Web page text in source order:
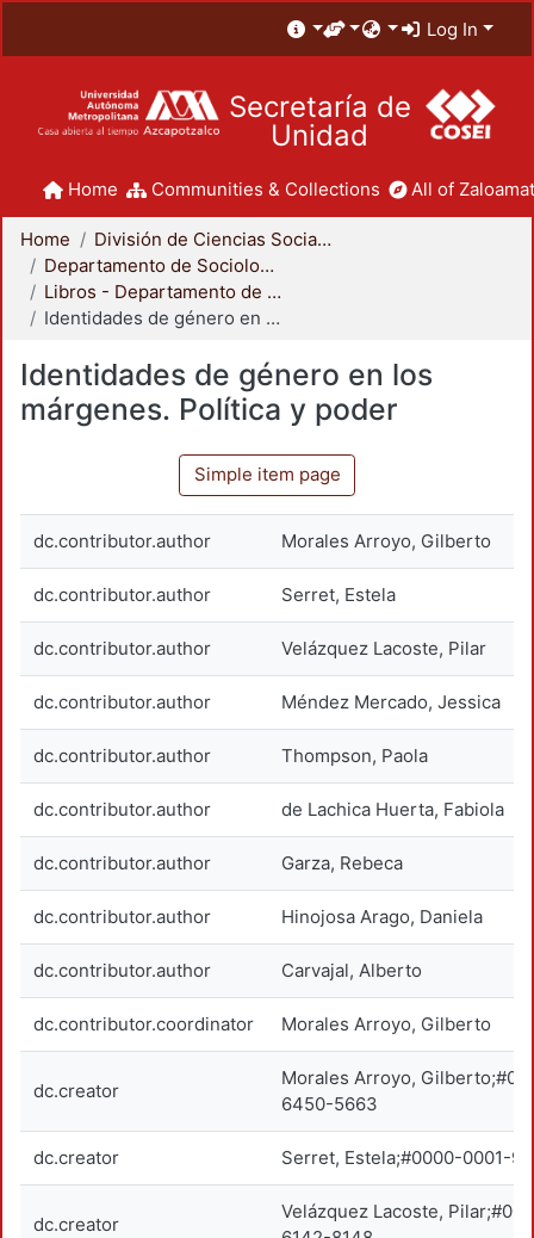
Log In
Secretaría de
Unidad
Home Communities & Collections All of
Home
División de Ciencias Sociales y Humanidades
Departamento de Sociología
Libros - Departamento de Sociología
Identidades de género en los márgenes. Política y poder
Identidades de género en los
márgenes. Política y poder
Simple item page
dc.contributor.author Morales Arroyo, Gilberto
dc.contributor.author Serret, Estela
dc.contributor.author Velázquez Lacoste, Pilar
dc.contributor.author Méndez Mercado, Jessica
dc.contributor.author Thompson, Paola
dc.contributor.author de Lachica Huerta, Fabiola
dc.contributor.author Garza, Rebeca
dc.contributor.author Hinojosa Arago, Daniela
dc.contributor.author Carvajal, Alberto
dc.contributor.coordinator Morales Arroyo, Gilberto
dc.creator
Morales Arroyo,
6450-5663
dc.creator Serret, Estela;#0000-0001-
dc.creator
Velázquez Lacoste,